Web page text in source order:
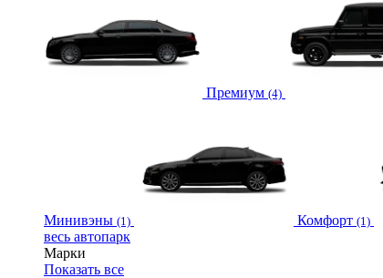
Премиум (4)
Минивэны (1) Комфорт (1)
весь автопарк
Марки
Показать все